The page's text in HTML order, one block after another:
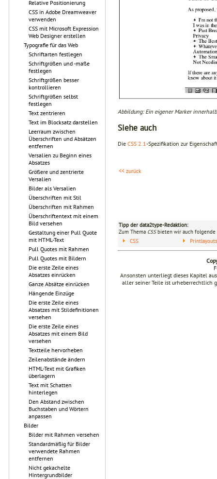
Relative Positionierung
CSS in Adobe Dreamweaver
verwenden
CSS mit Microsoft Expression
Web Designer erstellen
Typografie für das Web
Schriftarten festlegen
Schriftgrößen und -maße
festlegen
Schriftgrößen besser
kontrollieren
Schriftgrößen selbst
festlegen
Text zentrieren
Text im Blocksatz darstellen
Leerraum zwischen
Überschriften und Absätzen
entfernen
Versalien zu Beginn eines
Absatzes
Größere und zentrierte
Versalien
Bilder als Versalien
Überschriften mit Stil
Überschriften mit Rahmen
Überschriftentext mit einem
Bild versehen
Gestaltung einer Pull Quote
mit HTML-Text
Pull Quotes mit Rahmen
Pull Quotes mit Bildern
Die erste Zeile eines
Absatzes einrücken
Ganze Absätze einrücken
Hängende Einzüge
Die erste Zeile eines
Absatzes mit Stildefinitionen
versehen
Die erste Zeile eines
Absatzes mit einem Bild
versehen
Textteile hervorheben
Zeilenabstände ändern
HTML-Text mit Grafiken
überlagern
Text mit Schatten
hinterlegen
Den Abstand zwischen
Buchstaben und Wörtern
anpassen
Bilder
Bilder mit Rahmen versehen
Standardmäßig für Bilder
verwendete Rahmen
entfernen
Nicht gekachelte
Hintergrundbilder
Abbildung: Ein eigener Marker
Siehe auch
Die CSS 2.1-Spezifikation zur
<< zurück
Tipp der data2type-Redaktion:
Zum Thema CSSbieten wir auch folgende
CSS
Ansonsten unterliegt dieses Kapitel
aller seiner Teile ist urheberrechtlich